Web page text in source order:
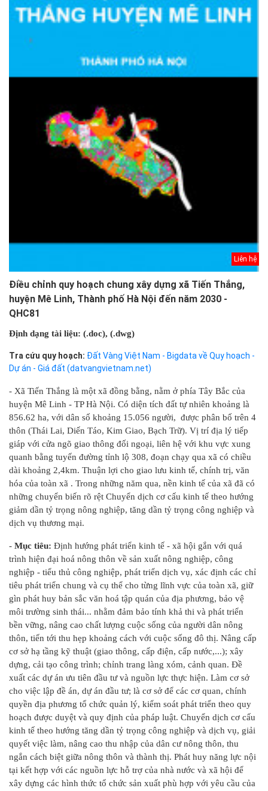
Liên hệ
Điều chỉnh quy hoạch chung xây dựng xã Tiến Thắng,
huyện Mê Linh, Thành phố Hà Nội đến năm 2030 -
QHC81
Định dạng tài liệu: (.doc), (.dwg)
Tra cứu quy hoạch: Đất Vàng Việt Nam - Bigdata về Quy hoạch -
Dự án - Giá đất (datvangvietnam.net)
- Xã Tiến Thắng là một xã đồng bằng, nằm ở phía Tây Bắc của
huyện Mê Linh - TP Hà Nội. Có diện tích đất tự nhiên khoảng là
856.62 ha, với dân số khoảng 15.056 người, được phân bố trên 4
thôn (Thái Lai, Diến Táo, Kim Giao, Bạch Trữ). Vị trí địa lý tiếp
giáp với cửa ngõ giao thông đối ngoại, liên hệ với khu vực xung
quanh bằng tuyến đường tỉnh lộ 308, đoạn chạy qua xã có chiều
dài khoảng 2,4km. Thuận lợi cho giao lưu kinh tế, chính trị, văn
hóa của toàn xã . Trong những năm qua, nền kinh tế của xã đã có
những chuyển biến rõ rệt Chuyển dịch cơ cấu kinh tế theo hướng
giảm dần tỷ trọng nông nghiệp, tăng dần tỷ trọng công nghiệp và
dịch vụ thương mại.
- Mục tiêu: Định hướng phát triển kinh tế - xã hội gắn với quá
trình hiện đại hoá nông thôn về sản xuất nông nghiệp, công
nghiệp - tiểu thủ công nghiệp, phát triển dịch vụ, xác định các chỉ
tiêu phát triển chung và cụ thể cho từng lĩnh vực của toàn xã, giữ
gìn phát huy bản sắc văn hoá tập quán của địa phương, bảo vệ
môi trường sinh thái... nhằm đảm bảo tính khả thi và phát triển
bền vững, nâng cao chất lượng cuộc sống của người dân nông
thôn, tiến tới thu hẹp khoảng cách với cuộc sống đô thị. Nâng cấp
cơ sở hạ tầng kỹ thuật (giao thông, cấp điện, cấp nước,...); xây
dựng, cải tạo công trình; chỉnh trang làng xóm, cảnh quan. Đề
xuất các dự án ưu tiên đầu tư và nguồn lực thực hiện. Làm cơ sở
cho việc lập đề án, dự án đầu tư; là cơ sở để các cơ quan, chính
quyền địa phương tổ chức quản lý, kiểm soát phát triển theo quy
hoạch được duyệt và quy định của pháp luật. Chuyển dịch cơ cấu
kinh tế theo hướng tăng dần tỷ trọng công nghiệp và dịch vụ, giải
quyết việc làm, nâng cao thu nhập của dân cư nông thôn, thu
ngắn cách biệt giữa nông thôn và thành thị. Phát huy năng lực nội
tại kết hợp với các nguồn lực hỗ trợ của nhà nước và xã hội để
xây dựng các hình thức tổ chức sản xuất phù hợp với yêu cầu của